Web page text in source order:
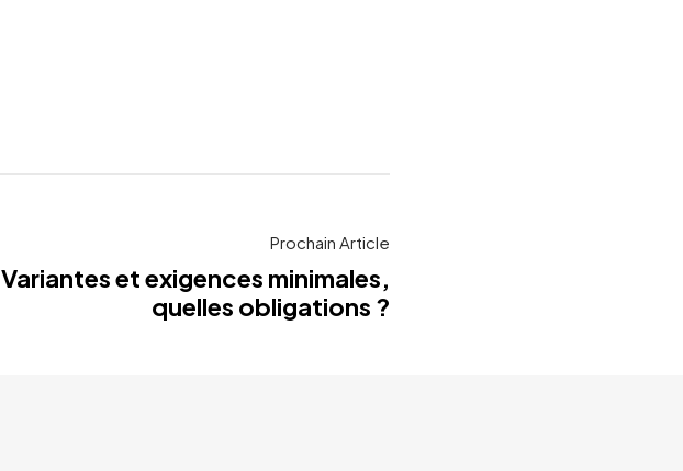
Prochain Article
Variantes et exigences minimales,
quelles obligations ?